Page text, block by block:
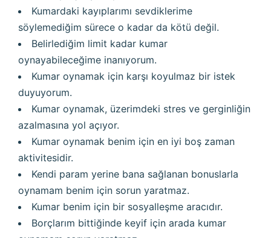
Kumardaki kayıplarımı sevdiklerime
söylemediğim sürece o kadar da kötü değil.
Belirlediğim limit kadar kumar
oynayabileceğime inanıyorum.
Kumar oynamak için karşı koyulmaz bir istek
duyuyorum.
Kumar oynamak, üzerimdeki stres ve gerginliğin
azalmasına yol açıyor.
Kumar oynamak benim için en iyi boş zaman
aktivitesidir.
Kendi param yerine bana sağlanan bonuslarla
oynamam benim için sorun yaratmaz.
Kumar benim için bir sosyalleşme aracıdır.
Borçlarım bittiğinde keyif için arada kumar